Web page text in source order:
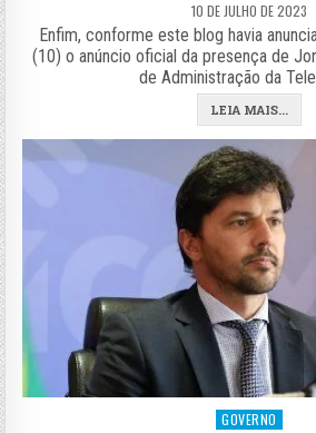
10 DE JULHO DE 2023
Enfim, conforme este blog havia
(10) o anúncio oficial da presença de
de Administração da
LEIA MAIS...
Posted
GOVERNO